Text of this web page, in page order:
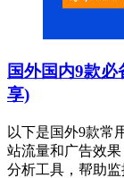
国外国内9款
享)
以下是国外9款常
站流量和广告
分析工具，帮助